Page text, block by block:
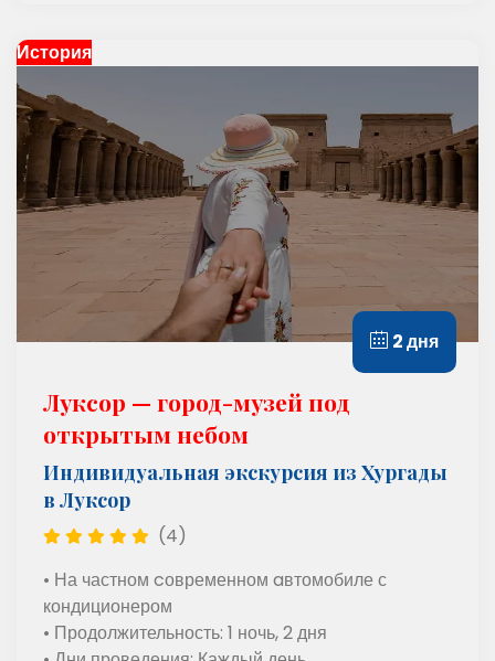
История
2 дня
Луксор — город-музей под
открытым небом
Индивидуальная экскурсия из Хургады
в Луксор
(4)
• На частном cовременном aвтомобиле с
кондиционером
• Продолжительность: 1 ночь, 2 дня